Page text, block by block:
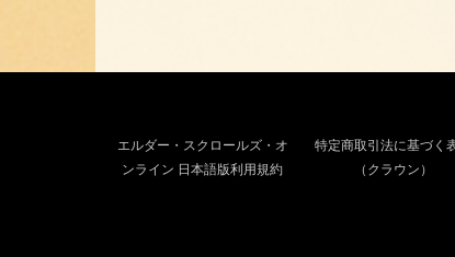
エルダー・スクロールズ・オ
ンライン 日本語版利用規約
特定商取引法に基づく
（クラウン）